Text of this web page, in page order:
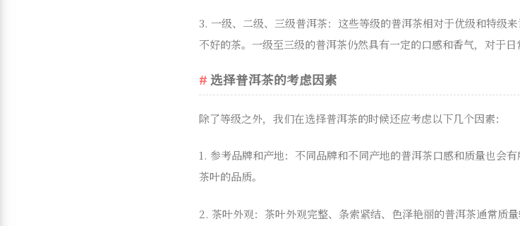
3. 一级、二级、三级普洱茶：这些等级的普洱茶相对于优级和特级
不好的茶。一级至三级的普洱茶仍然具有一定的口感和香气，对于日
选择普洱茶的考虑因素
除了等级之外，我们在选择普洱茶的时候还应考虑以下几个因素：
1. 参考品牌和产地：不同品牌和不同产地的普洱茶口感和质量也会
茶叶的品质。
2. 茶叶外观：茶叶外观完整、条索紧结、色泽艳丽的普洱茶通常质